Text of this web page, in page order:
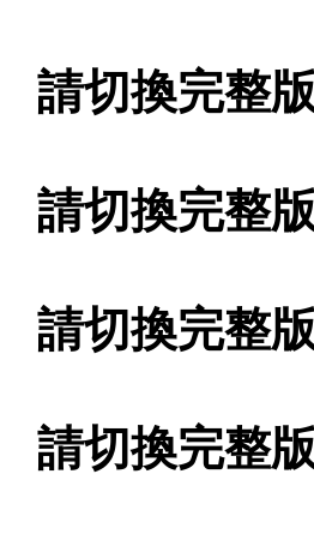
請切換完整
請切換完整
請切換完整
請切換完整